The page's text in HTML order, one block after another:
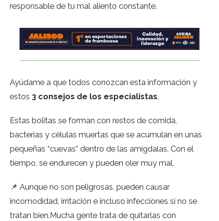
responsable de tu mal aliento constante.
Ayúdame a que todos conozcan esta información y
estos 3 consejos de los especialistas.
Estas bolitas se forman con restos de comida,
bacterias y células muertas que se acumulan en unas
pequeñas “cuevas” dentro de las amígdalas. Con el
tiempo, se endurecen y pueden oler muy mal.
📌 Aunque no son peligrosas, pueden causar
incomodidad, irritación e incluso infecciones si no se
tratan bien.Mucha gente trata de quitarlas con